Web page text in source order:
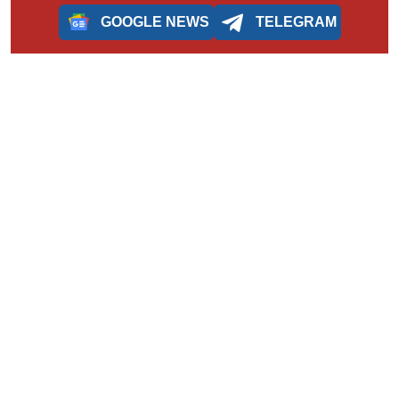
GOOGLE NEWS TELEGRAM